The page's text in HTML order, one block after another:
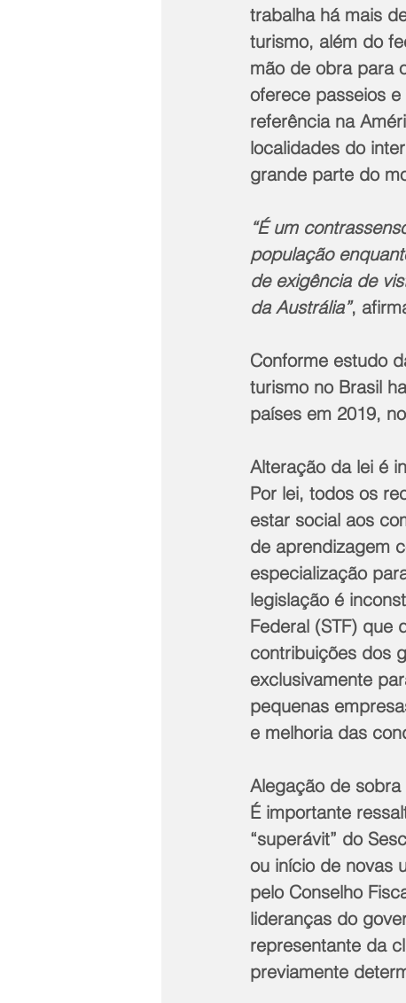
trabalha há mais
turismo, além do
mão de obra para
oferece passeios
referência na
localidades do
grande parte do
“É um
população
de exigência de
da Austrália”,
Conforme estudo
turismo no Brasil
países em 2019,
Alteração da lei é
Por lei, todos os
estar social aos
de aprendizagem
especialização
legislação é
Federal (STF) que
contribuições dos
exclusivamente
pequenas
e melhoria das
Alegação de
É importante
“superávit” do
ou início de novas
pelo Conselho
lideranças do
representante da
previamente